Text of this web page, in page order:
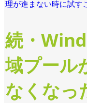
理が進まない時に試す
続・
域プール
なくなっ